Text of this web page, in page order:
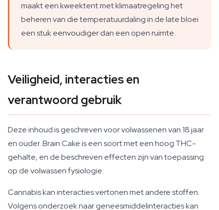
maakt een kweektent met klimaatregeling het
beheren van die temperatuurdaling in de late bloei
een stuk eenvoudiger dan een open ruimte.
Veiligheid, interacties en
verantwoord gebruik
Deze inhoud is geschreven voor volwassenen van 18 jaar
en ouder. Brain Cake is een soort met een hoog THC-
gehalte, en de beschreven effecten zijn van toepassing
op de volwassen fysiologie.
Cannabis kan interacties vertonen met andere stoffen.
Volgens onderzoek naar geneesmiddelinteracties kan